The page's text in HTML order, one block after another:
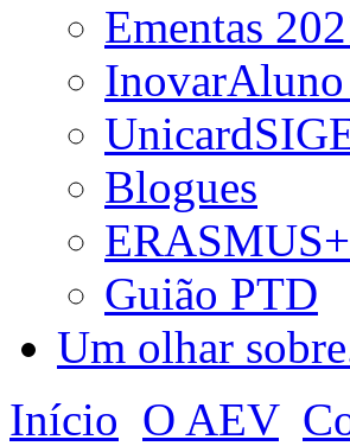
Ementas
InovarAluno
Blogues
Guião PTD
Um olhar
Início O AEV